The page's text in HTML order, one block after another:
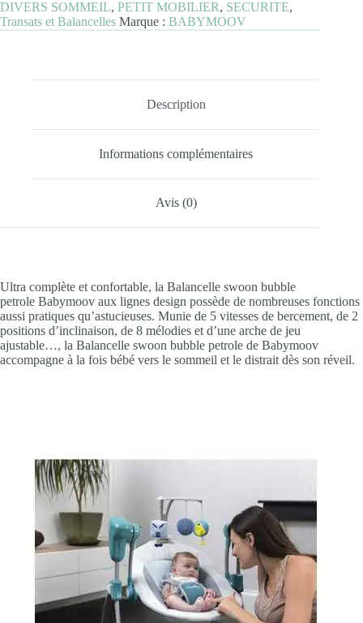
DIVERS SOMMEIL, PETIT MOBILIER, SECURITE,
Transats et Balancelles Marque : BABYMOOV
Description
Informations complémentaires
Avis (0)
Ultra complète et confortable, la Balancelle swoon bubble
petrole Babymoov aux lignes design possède de nombreuses fonctions
aussi pratiques qu’astucieuses. Munie de 5 vitesses de bercement, de 2
positions d’inclinaison, de 8 mélodies et d’une arche de jeu
ajustable…, la Balancelle swoon bubble petrole de Babymoov
accompagne à la fois bébé vers le sommeil et le distrait dès son réveil.